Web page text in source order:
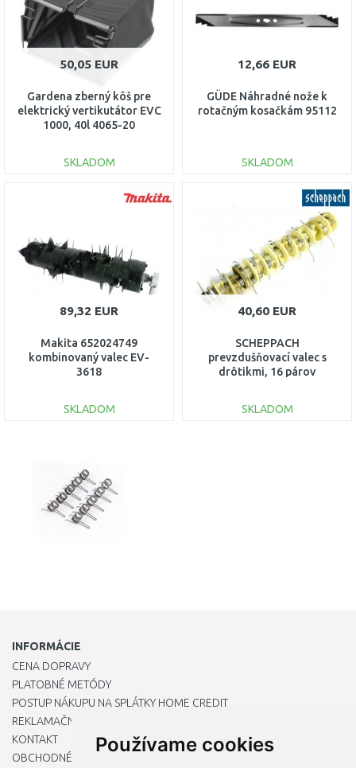
Používame cookies
50,05 EUR
Gardena zberný kôš pre
elektrický vertikutátor EVC
1000, 40l 4065-20
SKLADOM
DO KOŠÍKA
12,66 EUR
GÜDE Náhradné nože k
rotačným kosačkám 95112
SKLADOM
DO KOŠÍKA
Porovnať
89,32 EUR
Makita 652024749
kombinovaný valec EV-
3618
SKLADOM
Porovnať
40,60 EUR
SCHEPPACH
prevzdušňovací valec s
drôtikmi, 16 párov
SKLADOM
INFORMÁCIE
CENA DOPRAVY
PLATOBNÉ METÓDY
POSTUP NÁKUPU NA SPLÁTKY HOME CREDIT
REKLAMAČNÝ PORIADOK
KONTAKT
OBCHODNÉ PODMIENKY